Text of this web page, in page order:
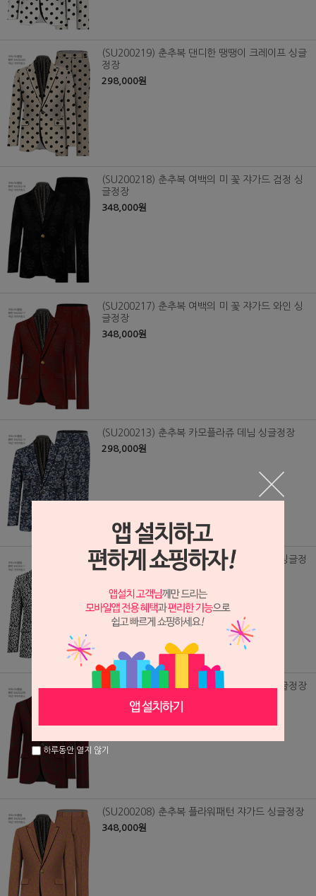
(SU200219) 춘추복 댄디한 땡땡이 크레이프 싱글
정장
298,000원
(SU200218) 춘추복 여백의 미 꽃 쟈가드 검정 싱
글정장
348,000원
(SU200217) 춘추복 여백의 미 꽃 쟈가드 와인 싱
글정장
348,000원
(SU200213) 춘추복 카모플라쥬 데님 싱글정장
298,000원
(SU200211) 춘추복 메탈 호피무늬 쟈가드 싱글정
장
418,000원
(SU200209) 춘추복 플라워 패턴 쟈가드 싱글정장
348,000원
(SU200208) 춘추복 플라워패턴 쟈가드 싱글정장
348,000원
하루동안 열지 않기